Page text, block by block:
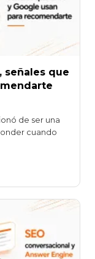
señales que
de ser una
cuando